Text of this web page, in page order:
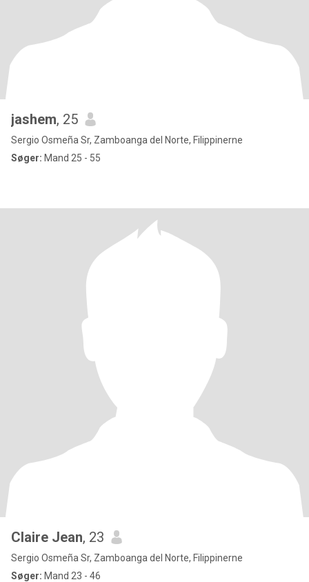
jashem, 25
Sergio Osmeña Sr, Zamboanga del Norte, Filippinerne
Søger: Mand 25 - 55
Claire Jean, 23
Sergio Osmeña Sr, Zamboanga del Norte, Filippinerne
Søger: Mand 23 - 46